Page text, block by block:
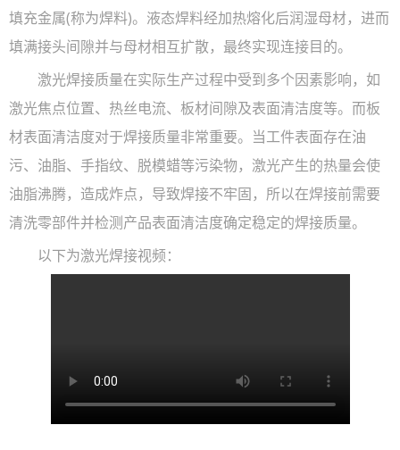
填充金属(称为焊料)。液态焊料经加热熔化后润湿母材，进而
填满接头间隙并与母材相互扩散，最终实现连接目的。
激光焊接质量在实际生产过程中受到多个因素影响，如
激光焦点位置、热丝电流、板材间隙及表面清洁度等。而板
材表面清洁度对于焊接质量非常重要。当工件表面存在油
污、油脂、手指纹、脱模蜡等污染物，激光产生的热量会使
油脂沸腾，造成炸点，导致焊接不牢固，所以在焊接前需要
清洗零部件并检测产品表面清洁度确定稳定的焊接质量。
以下为激光焊接视频：